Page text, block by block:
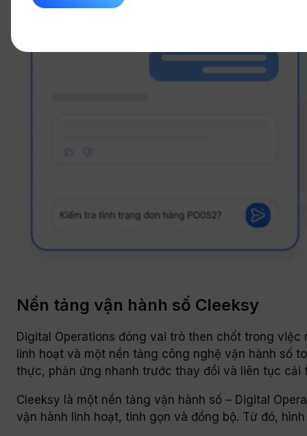
Nền tảng vận hành số Cleeksy
Digital Operations đóng vai trò then chốt trong
linh hoạt và một nền tảng công nghệ vận hành số
thực, phản ứng nhanh trước thay đổi và liên tục
Cleeksy là một nền tảng vận hành số – Digital
vận hành linh hoạt, tinh gọn và đồng bộ. Từ đó,